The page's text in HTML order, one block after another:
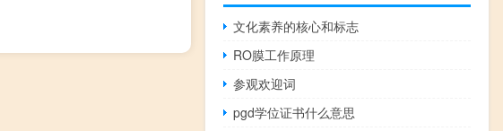
文化素养的核心和标志
RO膜工作原理
参观欢迎词
pgd学位证书什么意思